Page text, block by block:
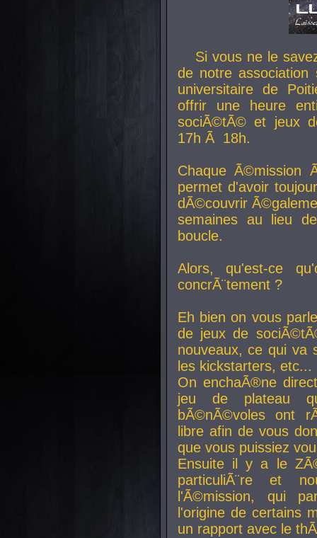
Si vous ne le
de notre
universitaire de
offrir une heure
sociÃ©tÃ© et jeux
17h Ã 18h.
Chaque Ã©mission
permet d'avoir
dÃ©couvrir
semaines au lieu
boucle.
Alors, qu'est-ce
concrÃ¨tement ?
Eh bien on vous
de jeux de
nouveaux, ce qui va
les kickstarters, etc...
On enchaÃ®ne
jeu de plateau
bÃ©nÃ©voles ont
libre afin de vous
que vous puissiez
Ensuite il y a le
particuliÃ¨re et
l'Ã©mission, qui
l'origine de certains
un rapport avec le